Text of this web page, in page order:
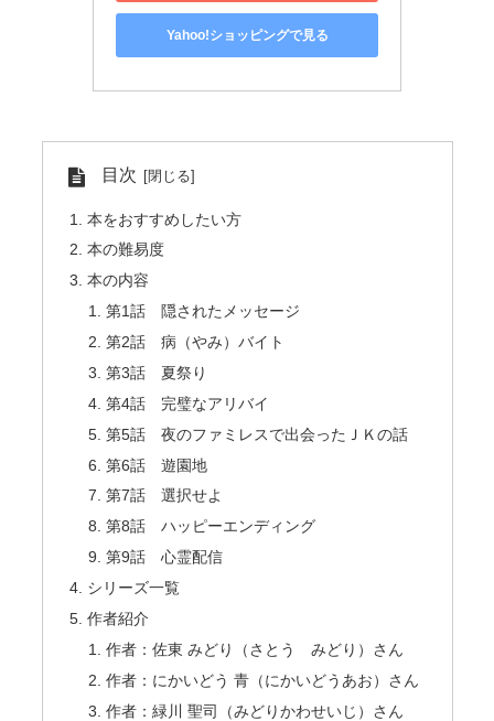
Yahoo!ショッピングで見る
目次
本をおすすめしたい方
本の難易度
本の内容
第1話 隠されたメッセージ
第2話 病（やみ）バイト
第3話 夏祭り
第4話 完璧なアリバイ
第5話 夜のファミレスで出会ったＪＫの話
第6話 遊園地
第7話 選択せよ
第8話 ハッピーエンディング
第9話 心霊配信
シリーズ一覧
作者紹介
作者：佐東 みどり（さとう みどり）さん
作者：にかいどう 青（にかいどうあお）さん
作者：緑川 聖司（みどりかわせいじ）さん